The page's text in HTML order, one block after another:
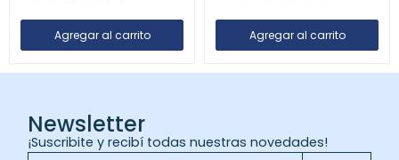
Newsletter
¡Suscribite y recibí todas nuestras novedades!